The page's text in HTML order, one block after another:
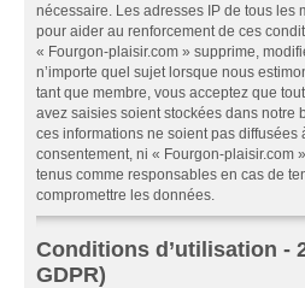
nécessaire. Les adresses IP de tous les
pour aider au renforcement de ces
« Fourgon-plaisir.com » supprime,
n’importe quel sujet lorsque nous
tant que membre, vous acceptez que
avez saisies soient stockées dans notre
ces informations ne soient pas diffusées
consentement, ni « Fourgon-plaisir.com
tenus comme responsables en cas de
compromettre les données.
Conditions d’utilisation -
GDPR)